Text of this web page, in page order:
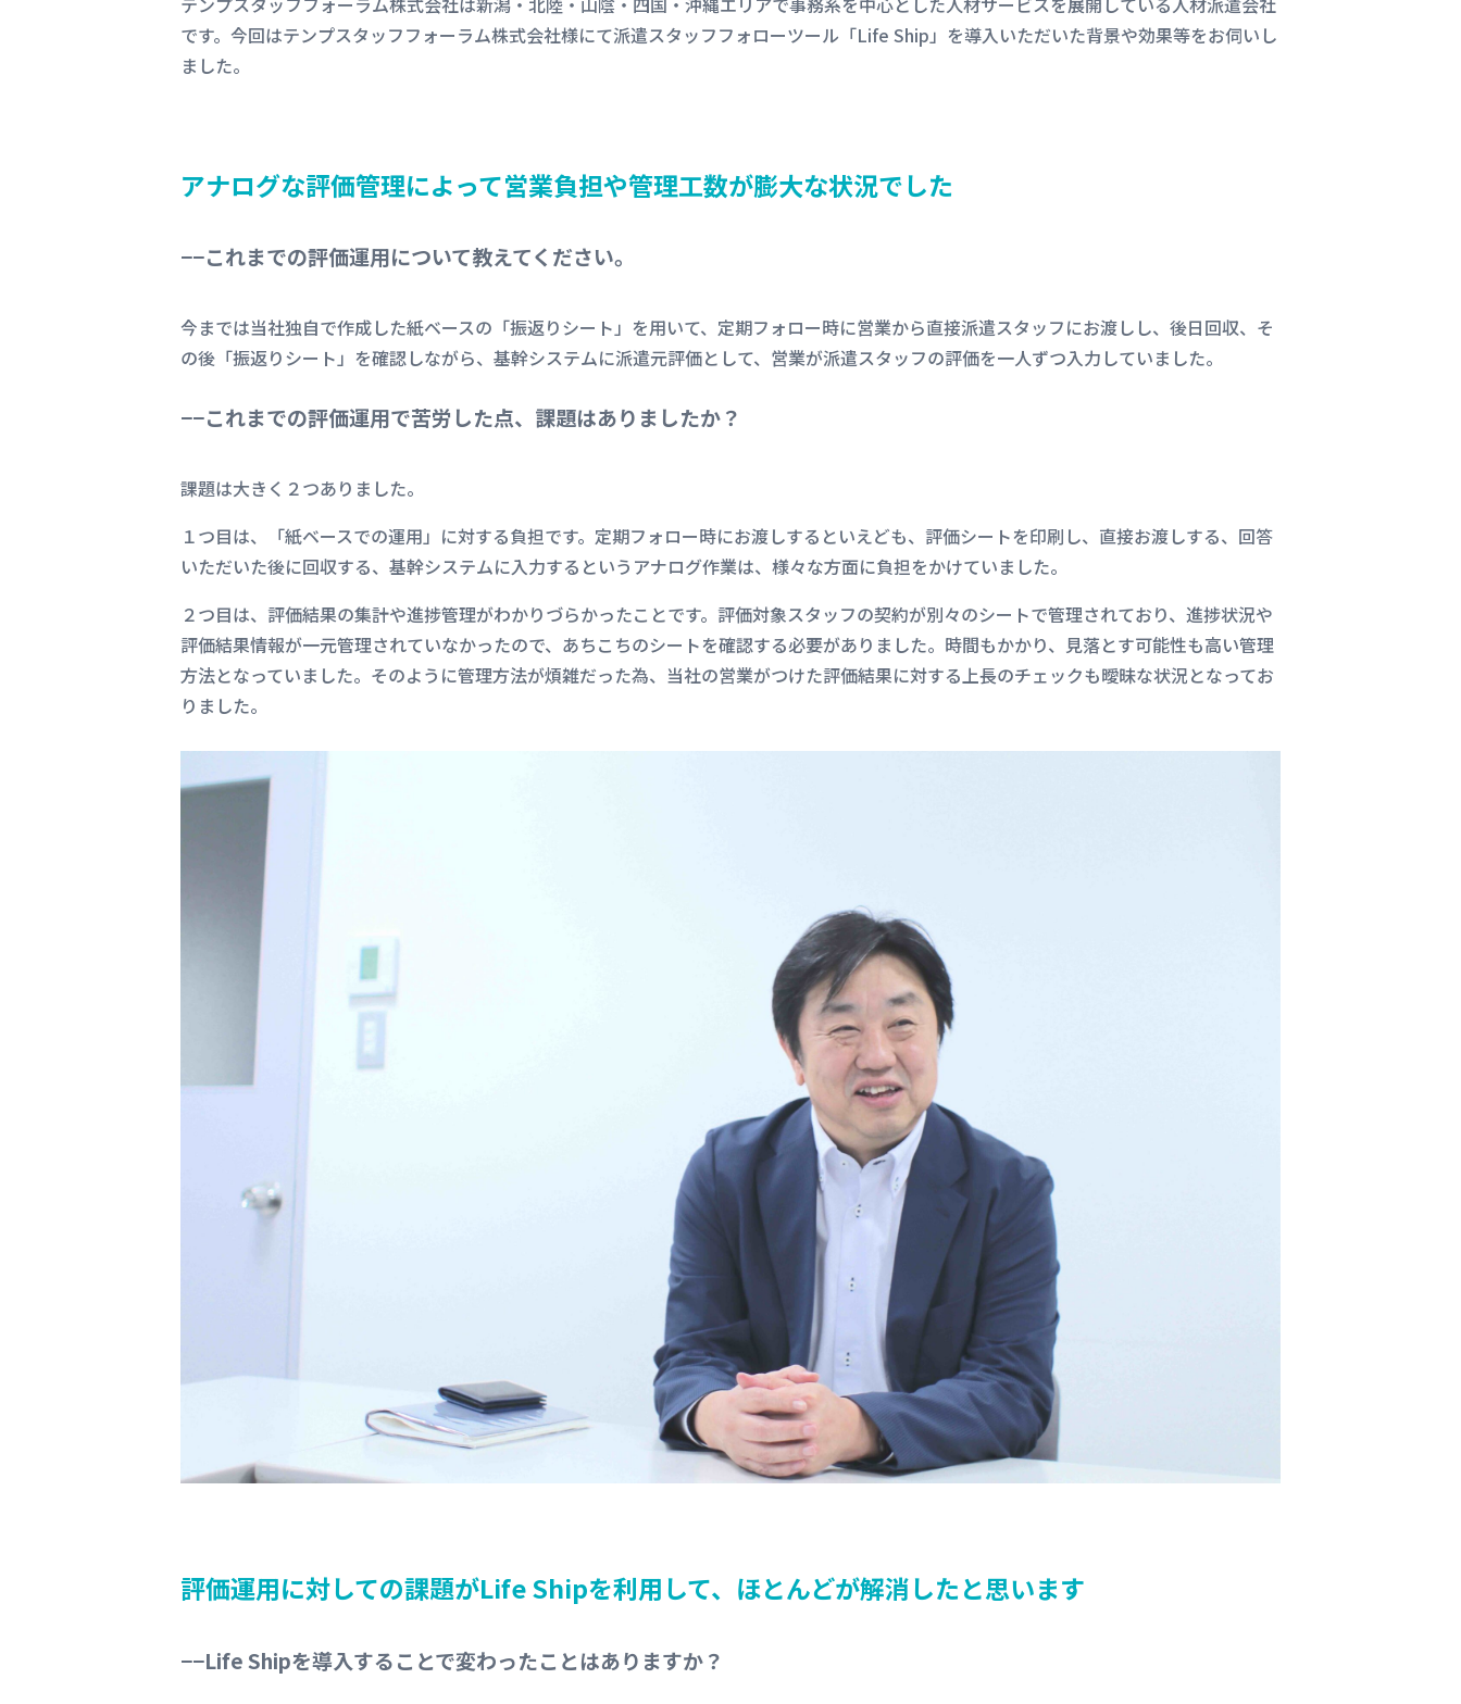
です。今回はテンプスタッフフォーラム株式会社様にて派遣スタッフフォローツール「Life Ship」を導入いただいた背景や効果等をお伺いし
ました。
アナログな評価管理によって営業負担や管理工数が膨大な状況でした
−−これまでの評価運用について教えてください。
今までは当社独自で作成した紙ベースの「振返りシート」を用いて、定期フォロー時に営業から直接派遣スタッフにお渡しし、後日回収、そ
の後「振返りシート」を確認しながら、基幹システムに派遣元評価として、営業が派遣スタッフの評価を一人ずつ入力していました。
−−これまでの評価運用で苦労した点、課題はありましたか？
課題は大きく２つありました。
１つ目は、「紙ベースでの運用」に対する負担です。定期フォロー時にお渡しするといえども、評価シートを印刷し、直接お渡しする、回答
いただいた後に回収する、基幹システムに入力するというアナログ作業は、様々な方面に負担をかけていました。
２つ目は、評価結果の集計や進捗管理がわかりづらかったことです。評価対象スタッフの契約が別々のシートで管理されており、進捗状況や
評価結果情報が一元管理されていなかったので、あちこちのシートを確認する必要がありました。時間もかかり、見落とす可能性も高い管理
方法となっていました。そのように管理方法が煩雑だった為、当社の営業がつけた評価結果に対する上長のチェックも曖昧な状況となってお
りました。
評価運用に対しての課題がLife Shipを利用して、ほとんどが解消したと思います
−−Life Shipを導入することで変わったことはありますか？